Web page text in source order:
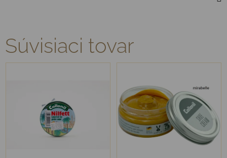
Súvisiaci tovar